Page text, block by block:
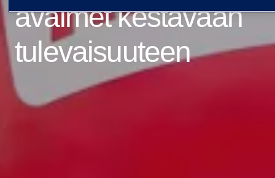
avaimet kestävään
tulevaisuuteen